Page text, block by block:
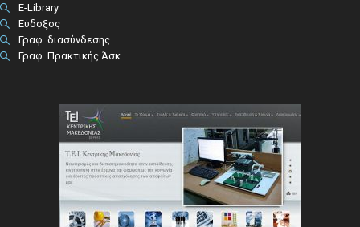
E-Library
Εύδοξος
Γραφ. διασύνδεσης
Γραφ. Πρακτικής Άσκ